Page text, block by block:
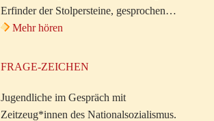
Erfinder der Stolpersteine, gesprochen…
Mehr hören
FRAGE-ZEICHEN
Jugendliche im Gespräch mit
Zeitzeug*innen des Nationalsozialismus.